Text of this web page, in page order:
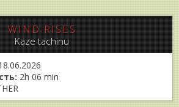
WIND RISES
Kaze tachinu
2h 06 min